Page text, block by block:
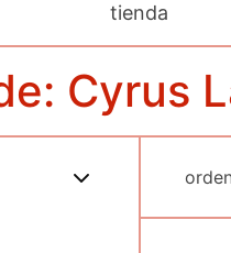
tienda
Cyrus